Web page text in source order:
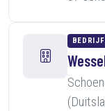
BEDRIJF